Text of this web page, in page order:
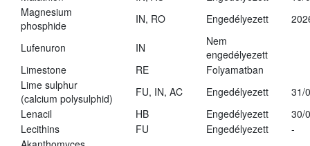
Magnesium
phosphide
IN, RO Engedélyezett
Lufenuron IN
Nem
engedélyezett
Limestone
RE
Folyamatban
Lime sulphur
(calcium polysulphid)
FU, IN, AC Engedélyezett
31/
Lenacil
HB Engedélyezett
30/
Lecithins
FU Engedélyezett
-